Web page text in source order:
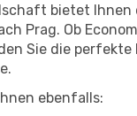
bietet Ihnen
Prag. Ob
Sie die perfekte
ebenfalls: